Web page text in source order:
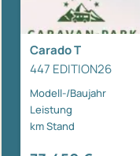
Carado T
447 EDITION26
Modell-/Baujahr
Leistung
km Stand